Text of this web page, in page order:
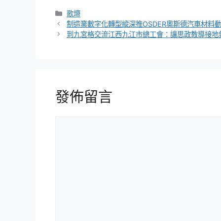
分
類
歌壇
制造業數字化轉型縱深推OSDER奧斯德汽車材料動
到九宮格交流江西九江市總工會：讓思政教導接地
發佈留言